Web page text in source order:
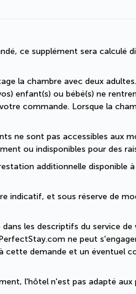
ce supplément sera calculé
la chambre avec deux
enfant(s) ou bébé(s) ne
commande. Lorsque la
ne sont pas accessibles aux
ou indisponibles pour des
additionnelle disponible
indicatif, et sous réserve de
les descriptifs du service
ne peut
cette demande et un éventuel
l'hôtel n'est pas adapté aux